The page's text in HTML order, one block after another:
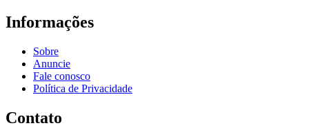
Informações
Sobre
Anuncie
Fale conosco
Política de Privacidade
Contato